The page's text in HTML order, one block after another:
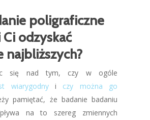
poligraficzne
odzyskać
najbliższych?
się nad tym, czy w ogóle
wiarygodnyi czy można go
pamiętać, że badanie badaniu
na to szereg zmiennych